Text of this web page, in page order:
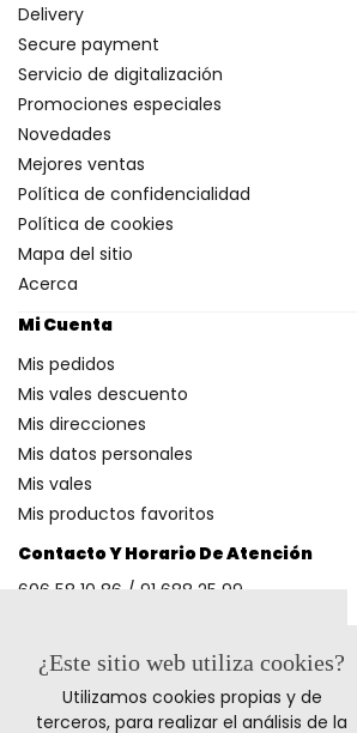
Contacto Y Horario De Atención
606 58 10 86 / 91 688 25 99
Métodos De Pago
Delivery
Secure payment
Servicio de digitalización
Promociones especiales
Novedades
Mejores ventas
Política de confidencialidad
Política de cookies
Mapa del sitio
Acerca
Mi Cuenta
Mis pedidos
Mis vales descuento
Mis direcciones
Mis datos personales
Mis vales
Mis productos favoritos
¿Este sitio web utiliza cookies?
Utilizamos cookies propias y de
terceros, para realizar el análisis de la